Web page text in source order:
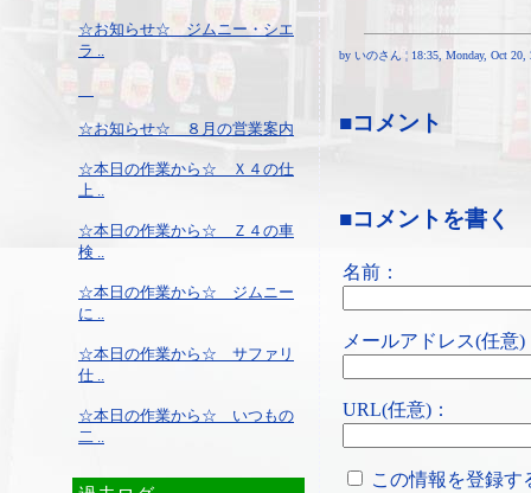
☆お知らせ☆ ジムニー・シエ
ラ ..
☆お知らせ☆ ８月の営業案内
☆本日の作業から☆ Ｘ４の仕
上 ..
☆本日の作業から☆ Ｚ４の車
検 ..
☆本日の作業から☆ ジムニー
に ..
☆本日の作業から☆ サファリ
仕 ..
☆本日の作業から☆ いつもの
二 ..
by いのさん ¦ 18:35, Monday, Oct 20,
■コメント
■コメントを書く
名前：
メールアドレス(任意)
URL(任意)：
この情報を登録す